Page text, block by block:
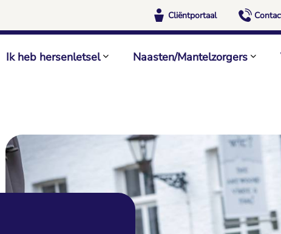
Cliëntportaal
Ik heb hersenletsel Naasten/Mantelzorgers